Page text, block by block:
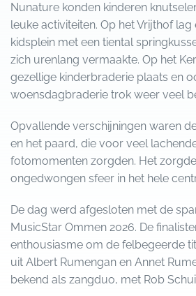
Nunature konden kinderen
leuke activiteiten. Op het Vrijthof
kidsplein met een tiental
zich urenlang vermaakte. Op het
gezellige kinderbraderie plaats en
woensdagbraderie trok weer veel
Opvallende verschijningen waren
en het paard, die voor veel
fotomomenten zorgden. Het
ongedwongen sfeer in het hele
De dag werd afgesloten met de
MusicStar Ommen 2026. De
enthousiasme om de felbegeerde
uit Albert Rumengan en Annet
bekend als zangduo, met Rob